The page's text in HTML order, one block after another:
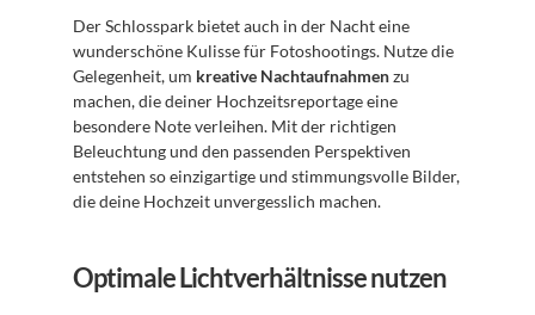
Der Schlosspark bietet auch in der Nacht eine
wunderschöne Kulisse für Fotoshootings. Nutze die
Gelegenheit, um kreative Nachtaufnahmen zu
machen, die deiner Hochzeitsreportage eine
besondere Note verleihen. Mit der richtigen
Beleuchtung und den passenden Perspektiven
entstehen so einzigartige und stimmungsvolle Bilder,
die deine Hochzeit unvergesslich machen.
Optimale Lichtverhältnisse nutzen